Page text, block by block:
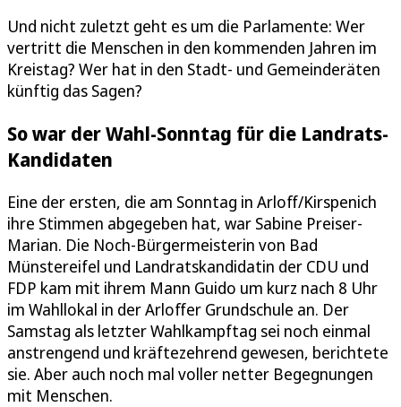
Und nicht zuletzt geht es um die Parlamente: Wer
vertritt die Menschen in den kommenden Jahren im
Kreistag? Wer hat in den Stadt- und Gemeinderäten
künftig das Sagen?
So war der Wahl-Sonntag für die Landrats-
Kandidaten
Eine der ersten, die am Sonntag in Arloff/Kirspenich
ihre Stimmen abgegeben hat, war Sabine Preiser-
Marian. Die Noch-Bürgermeisterin von Bad
Münstereifel und Landratskandidatin der CDU und
FDP kam mit ihrem Mann Guido um kurz nach 8 Uhr
im Wahllokal in der Arloffer Grundschule an. Der
Samstag als letzter Wahlkampftag sei noch einmal
anstrengend und kräftezehrend gewesen, berichtete
sie. Aber auch noch mal voller netter Begegnungen
mit Menschen.